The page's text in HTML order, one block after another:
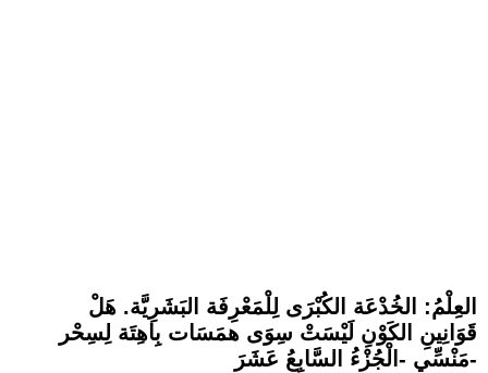
العِلْمُ: الخُدْعَة الكُبْرَى لِلْمَعْرِفَة البَشَرِيَّة. هَلْ
قَوَانِينِ الكَوْنِ لَيْسَتْ سِوَى همَسَات بِاهِتَة لِسِحْر
مَنْسِّي -الْجُزْءُ السَّابِعُ عَشَرَ-